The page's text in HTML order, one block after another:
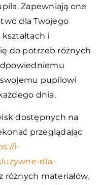
Zapewniają one
dla Twojego
i
do potrzeb różnych
pupilowi
dnia.
dostępnych na
przeglądając
i-
dla-
różnych materiałów,